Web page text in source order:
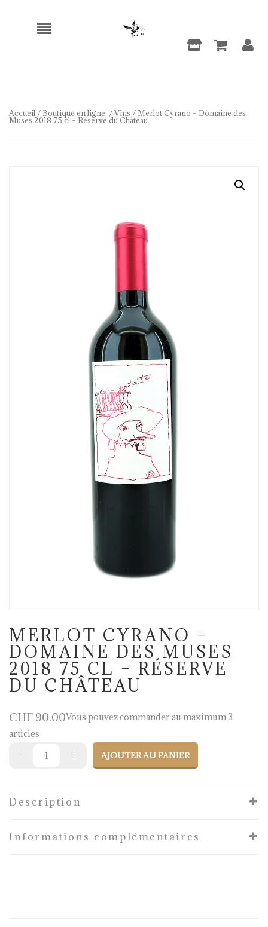
Accueil / Boutique en ligne /Vins / Merlot Cyrano – Domaine des
Muses 2018 75 cl – Réserve du Château
MERLOT CYRANO –
DOMAINE DES MUSES
2018 75 CL – RÉSERVE
DU CHÂTEAU
CHF 90.00Vous pouvez commander au maximum 3
articles
AJOUTER AU PANIER
Description
Informations complémentaires